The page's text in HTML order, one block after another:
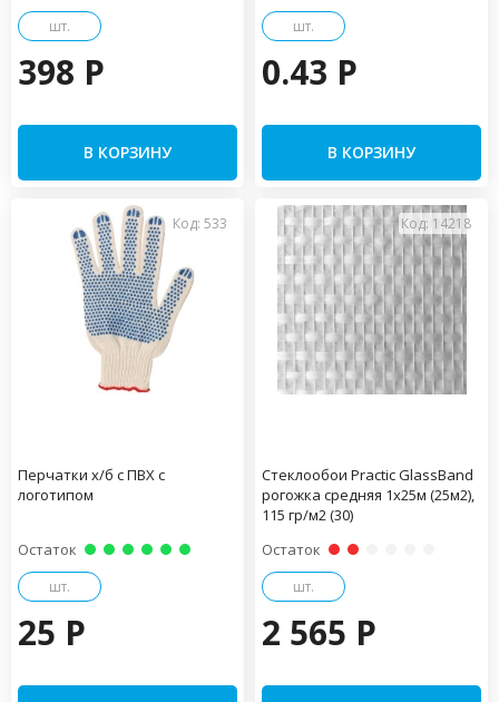
шт.
398 P
В КОРЗИНУ
шт.
0.43 P
В КОРЗИНУ
Код: 533
Перчатки х/б с ПВХ с
логотипом
Остаток
шт.
25 P
Код: 14218
Стеклообои Practiс GlassBand
рогожка средняя 1х25м (25м2),
115 гр/м2 (30)
Остаток
шт.
2 565 P